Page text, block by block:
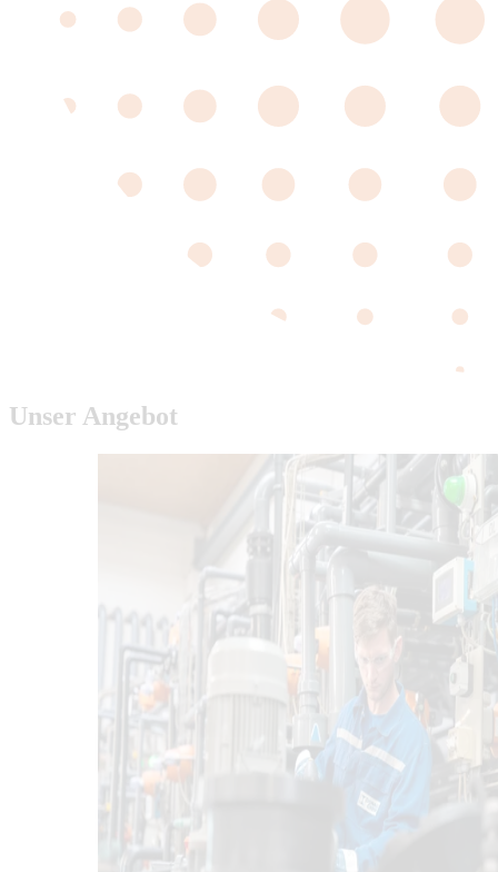
Unser Angebot